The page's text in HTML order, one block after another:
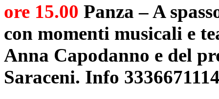
ore 15.00 Panza – A
con momenti musicali e
Anna Capodanno e del
Saraceni. Info